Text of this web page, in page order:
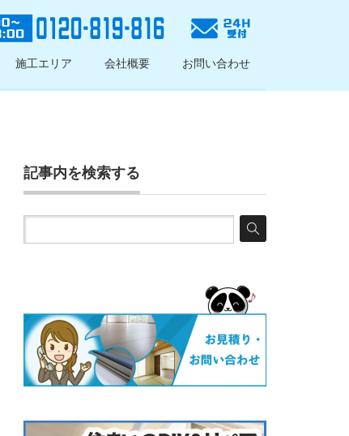
施工エリア 会社概要 お問い合わせ
記事内を検索する